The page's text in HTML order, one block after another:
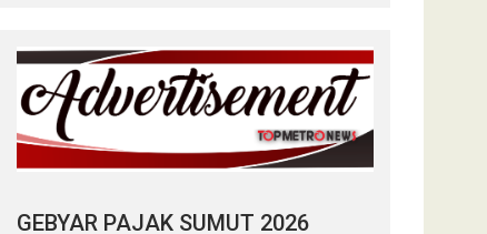
GEBYAR PAJAK SUMUT 2026